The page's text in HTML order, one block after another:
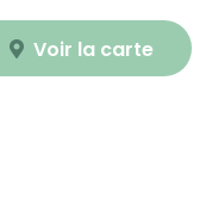
Voir la carte